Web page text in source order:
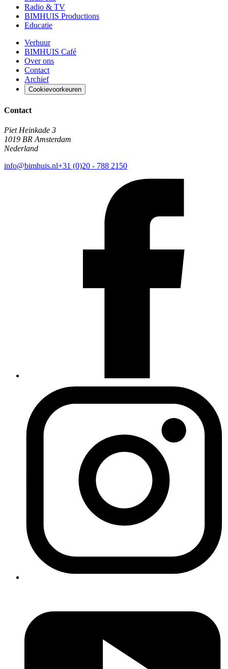
Radio & TV
BIMHUIS Productions
Educatie
Verhuur
BIMHUIS Café
Over ons
Contact
Archief
Cookievoorkeuren
Contact
Piet Heinkade 3
1019 BR Amsterdam
Nederland
info@bimhuis.nl+31 (0)20 - 788 2150